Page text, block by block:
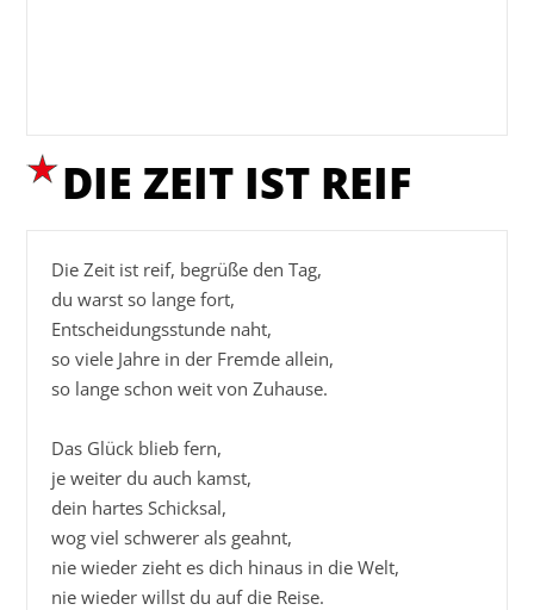
DIE ZEIT IST REIF
Die Zeit ist reif, begrüße den Tag,
du warst so lange fort,
Entscheidungsstunde naht,
so viele Jahre in der Fremde allein,
so lange schon weit von Zuhause.
Das Glück blieb fern,
je weiter du auch kamst,
dein hartes Schicksal,
wog viel schwerer als geahnt,
nie wieder zieht es dich hinaus in die Welt,
nie wieder willst du auf die Reise.